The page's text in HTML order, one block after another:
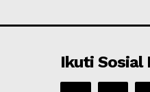
Ikuti Sosial